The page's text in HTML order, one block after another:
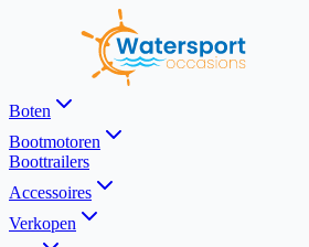
Boten
Bootmotoren
Boottrailers
Accessoires
Verkopen